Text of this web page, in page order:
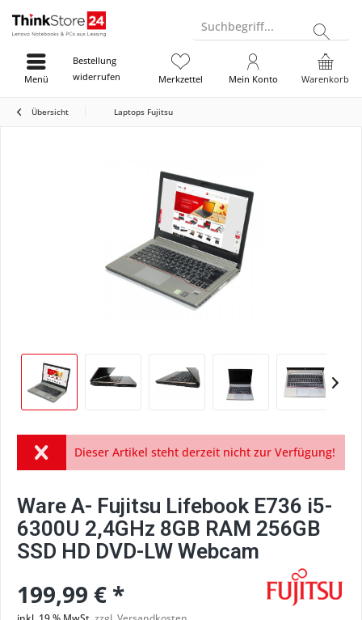
Suchbegriff...
Bestellung
widerrufen
Warenkorb
Merkzettel Mein Konto
Menü
Übersicht Laptops Fujitsu
Dieser Artikel steht derzeit nicht zur Verfügung!
Ware A- Fujitsu Lifebook E736 i5-
6300U 2,4GHz 8GB RAM 256GB
SSD HD DVD-LW Webcam
199,99 € *